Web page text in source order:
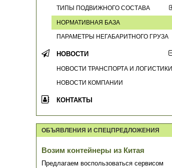
ТИПЫ ПОДВИЖНОГО СОСТАВА
НОРМАТИВНАЯ БАЗА
ПАРАМЕТРЫ НЕГАБАРИТНОГО ГРУЗА
НОВОСТИ
НОВОСТИ ТРАНСПОРТА И ЛОГИСТИКИ
НОВОСТИ КОМПАНИИ
КОНТАКТЫ
ОБЪЯВЛЕНИЯ И СПЕЦПРЕДЛОЖЕНИЯ
Возим контейнеры из Китая
Предлагаем воспользоваться сервисом